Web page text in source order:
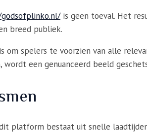
is geen toeval. Het
breed publiek.
om spelers te voorzien van alle
een genuanceerd beeld
platform bestaat uit snelle